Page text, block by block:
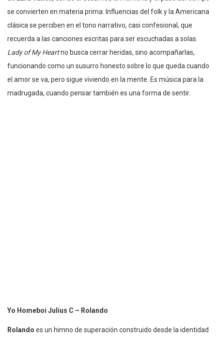
se convierten en materia prima. Influencias del folk y la Americana
clásica se perciben en el tono narrativo, casi confesional, que
recuerda a las canciones escritas para ser escuchadas a solas.
Lady of My Heartno busca cerrar heridas, sino acompañarlas,
funcionando como un susurro honesto sobre lo que queda cuando
el amor se va, pero sigue viviendo en la mente. Es música para la
madrugada, cuando pensar también es una forma de sentir.
Yo Homeboi Julius C – Rolando
Rolando es un himno de superación construido desde la identidad